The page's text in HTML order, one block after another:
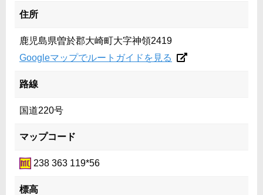
住所
鹿児島県曽於郡大崎町大字神領2419
Googleマップでルートガイドを見る
路線
国道220号
マップコード
238 363 119*56
標高